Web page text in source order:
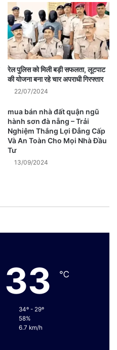
रेल पुलिस को मिली बड़ी सफलता, लूटपाट
की योजना बना रहे चार अपराधी गिरफ्तार
22/07/2024
mua bán nhà đất quận ngũ
hành sơn đà nẵng – Trải
Nghiệm Thắng Lợi Đẳng Cấp
Và An Toàn Cho Mọi Nhà Đầu
Tư
13/09/2024
33 ℃
34º - 29º
58%
6.7 km/h